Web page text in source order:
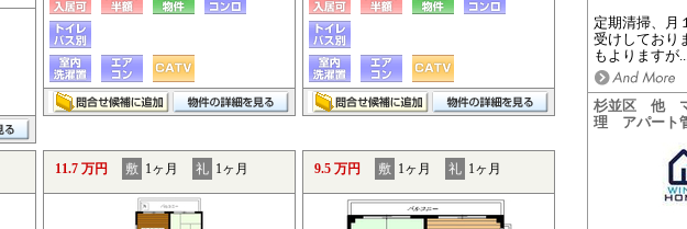
定期清掃、月
受けしており
もよりますが
杉並区 他
理 アパー
11.7 万円 敷 1ヶ月 礼 1ヶ月 9.5 万円 敷 1ヶ月 礼 1ヶ月